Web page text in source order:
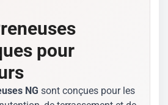
pour
NG sont conçues pour les